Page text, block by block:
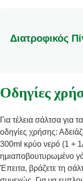
Διατροφικός
Οδηγίες
Για τέλεια σάλτσα για
οδηγίες χρήσης:
300ml κρύο νερό (1 + 1/
ημιαποβουτυρωμένο
Έπειτα, βράζετε τη